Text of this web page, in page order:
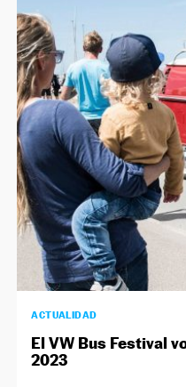
ACTUALIDAD
El VW Bus Festival
2023